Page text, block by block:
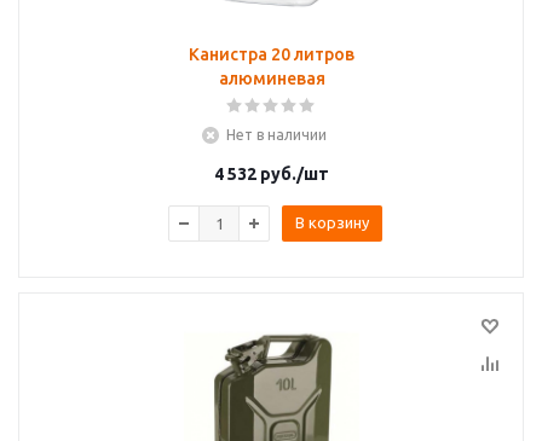
Канистра 20 литров
алюминевая
Нет в наличии
4 532 руб./шт
В корзину